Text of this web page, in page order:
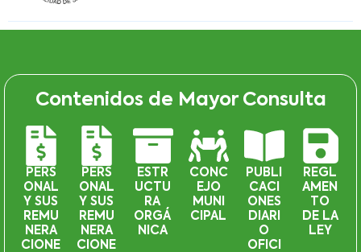
Contenidos de Mayor Consulta
PERS
ONAL
Y SUS
REMU
NERA
CIONE
PERS
ONAL
Y SUS
REMU
NERA
CIONE
ESTR
UCTU
RA
ORGÁ
NICA
CONC
EJO
MUNI
CIPAL
PUBLI
CACI
ONES
DIARI
O
OFICI
REGL
AMEN
TO
DE LA
LEY